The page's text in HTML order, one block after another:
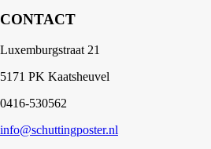
CONTACT
Luxemburgstraat 21
5171 PK Kaatsheuvel
0416-530562
info@schuttingposter.nl